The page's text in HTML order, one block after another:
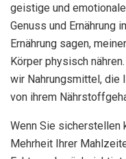
geistige und
Genuss und Ernährung
Ernährung sagen,
Körper physisch
wir Nahrungsmittel, die
von ihrem
Wenn Sie sicherstellen
Mehrheit Ihrer